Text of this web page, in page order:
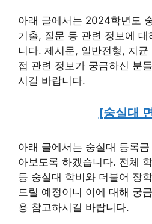
아래 글에서는 2024학년도
기출, 질문 등 관련 정보에
니다. 제시문, 일반전형, 지
접 관련 정보가 궁금하신 분
시길 바랍니다.
[숭실대
아래 글에서는 숭실대 등록
아보도록 하겠습니다. 전체
등 숭실대 학비와 더불어 장
드릴 예정이니 이에 대해 궁
용 참고하시길 바랍니다.